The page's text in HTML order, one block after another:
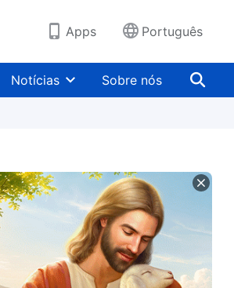
Apps Português
Notícias Sobre nós